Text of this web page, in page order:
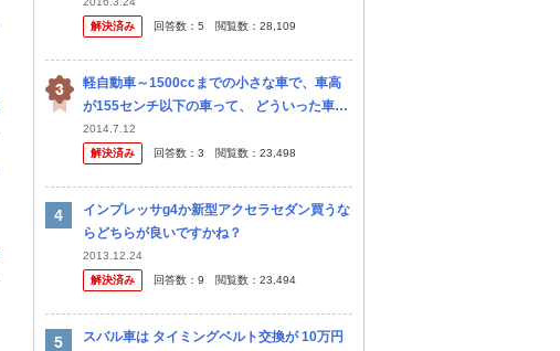
とWRX S4は見た目はS4のほうが好きです。
解決済み
回答数： 5 閲覧数： 28,109
軽自動車～1500ccまでの小さな車で、車高
が155センチ以下の車って、 どういった車種
がありますか？ (立体駐車場の関係で、車高
が定められております) 詳しい方がいらっし
2014.7.12
解決済み
回答数： 3 閲覧数： 23,498
インプレッサg4か新型アクセラセダン買うな
らどちらが良いですかね？
2013.12.24
解決済み
回答数： 9 閲覧数： 23,494
スバル車は タイミングベルト交換が 10万円